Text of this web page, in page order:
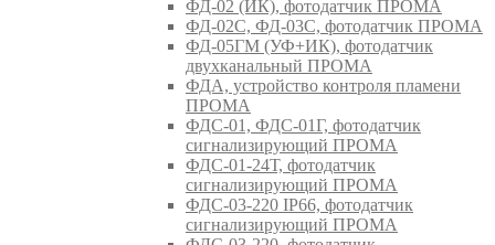
ФД-02 (ИК), фотодатчик ПРОМА
ФД-02С, ФД-03С, фотодатчик ПРОМА
ФД-05ГМ (УФ+ИК), фотодатчик
двухканальный ПРОМА
ФДА, устройство контроля пламени
ПРОМА
ФДС-01, ФДС-01Г, фотодатчик
сигнализирующий ПРОМА
ФДС-01-24Т, фотодатчик
сигнализирующий ПРОМА
ФДС-03-220 IP66, фотодатчик
сигнализирующий ПРОМА